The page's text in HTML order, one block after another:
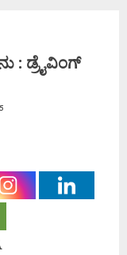
: ಡ್ರೈವಿಂಗ್